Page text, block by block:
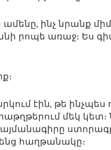
ամենը, ինչ նրանք
րոպե առաջ։ Ես
էին, թե ինչպես
մեկ կետ։
հաղթանակը։